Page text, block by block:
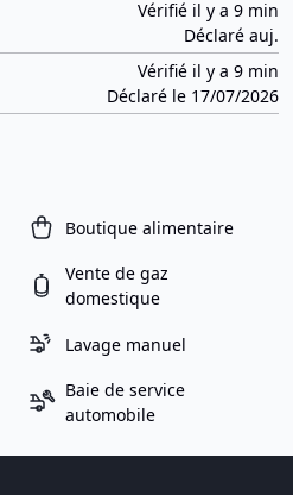
Vérifié il y a 9 min
Déclaré auj.
Vérifié il y a 9 min
Déclaré le 17/07/2026
Boutique alimentaire
Vente de gaz
domestique
Lavage manuel
Baie de service
automobile